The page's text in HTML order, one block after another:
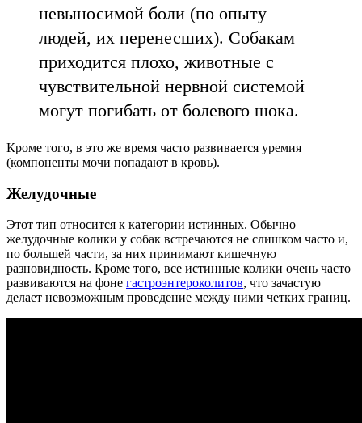
невыносимой боли (по опыту
людей, их перенесших). Собакам
приходится плохо, животные с
чувствительной нервной системой
могут погибать от болевого шока.
Кроме того, в это же время часто развивается уремия
(компоненты мочи попадают в кровь).
Желудочные
Этот тип относится к категории истинных. Обычно
желудочные колики у собак встречаются не слишком часто и,
по большей части, за них принимают кишечную
разновидность. Кроме того, все истинные колики очень часто
развиваются на фоне гастроэнтероколитов, что зачастую
делает невозможным проведение между ними четких границ.